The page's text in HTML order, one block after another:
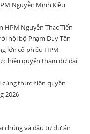
Nguyễn Minh Kiều
HPM Nguyễn Thạc Tiến
nội bộ Phạm Duy Tân
lớn cổ phiếu HPM
hiện quyền tham dự đại
cùng thực hiện quyền
2026
chúng và đầu tư dự án